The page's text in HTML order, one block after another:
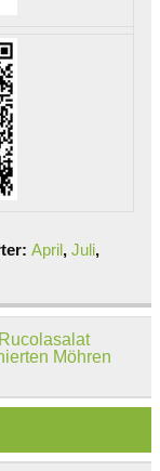
April, Juli,
Möhren